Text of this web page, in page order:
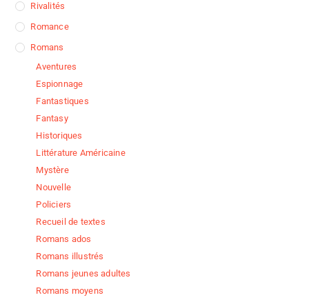
Rivalités
Romance
Romans
Aventures
Espionnage
Fantastiques
Fantasy
Historiques
Littérature Américaine
Mystère
Nouvelle
Policiers
Recueil de textes
Romans ados
Romans illustrés
Romans jeunes adultes
Romans moyens